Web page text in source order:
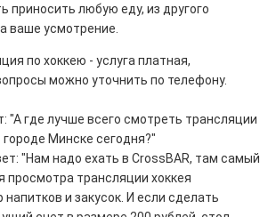
приносить любую еду, из другого
ваше усмотрение.
по хоккею - услуга платная,
можно уточнить по телефону.
"А где лучше всего смотреть трансляции
городе Минске сегодня?"
"Нам надо ехать в CrossBAR, там самый
просмотра трансляции хоккея
и закусок. И если сделать